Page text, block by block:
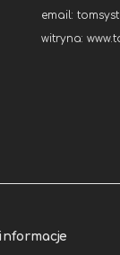
email:
witryna: